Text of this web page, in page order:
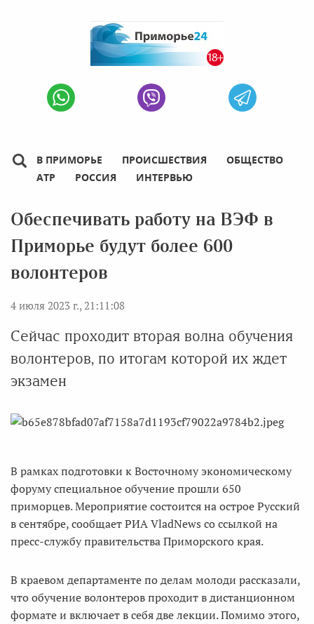
В ПРИМОРЬЕ ПРОИСШЕСТВИЯ
ОБЩЕСТВО
АТР
РОССИЯ ИНТЕРВЬЮ
Обеспечивать работу на ВЭФ в
Приморье будут более 600
волонтеров
4 июля 2023 г., 21:11:08
Сейчас проходит вторая волна обучения
волонтеров, по итогам которой их ждет
экзамен
В рамках подготовки к Восточному экономическому
форуму специальное обучение прошли 650
приморцев. Мероприятие состоится на острое Русский
в сентябре, сообщает РИА VladNews со ссылкой на
пресс-службу правительства Приморского края.
В краевом департаменте по делам молоди рассказали,
что обучение волонтеров проходит в дистанционном
формате и включает в себя две лекции. Помимо этого,